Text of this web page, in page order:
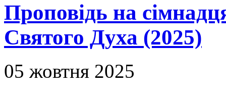
Проповідь на
Святого Духа (2025)
05 жовтня 2025